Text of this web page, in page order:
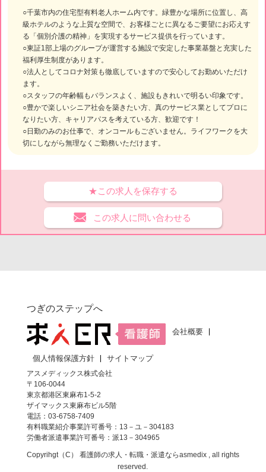
○千葉市内の住宅型有料老人ホーム内です。緑豊かな場所に位置し、高
級ホテルのような上質な空間で、お客様ごとに異なるご要望にお応えす
る「個別介護の精神」を実現するサービス提供を行っています。
○東証1部上場のグループが運営する施設で安定した事業基盤と充実した
福利厚生制度があります。
○法人としてコロナ対策も徹底していますので安心してお勤めいただけ
ます。
○スタッフの年齢幅もバランスよく、施設もきれいで明るい印象です。
○豊かで楽しいシニア社会を築きたい方、真のサービス業としてプロに
なりたい方、キャリアパスを考えている方、歓迎です！
○日勤のみのお仕事で、オンコールもございません。ライフワークを大
切にしながら無理なくご勤務いただけます。
★この求人を保存する
この求人に問い合わせる
つぎのステップへ
会社概要
個人情報保護方針
サイトマップ
アスメディックス株式会社
〒106-0044
東京都港区東麻布1-5-2
ザイマックス東麻布ビル5階
電話：03-6758-7409
有料職業紹介事業許可番号：13－ユ－304183
労働者派遣事業許可番号：派13－304965
Copyrihgt（C） 看護師の求人・転職・派遣ならasmedix , all rights
reserved.